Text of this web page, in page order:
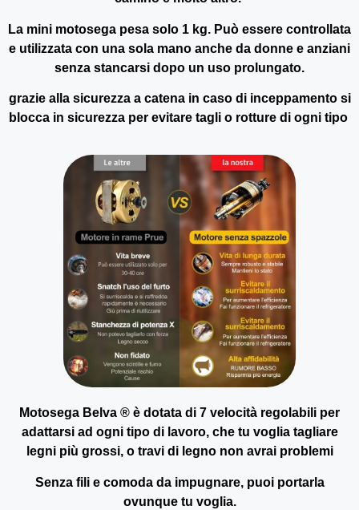
La mini motosega pesa solo 1 kg. Può essere controllata
e utilizzata con una sola mano anche da donne e anziani
senza stancarsi dopo un uso prolungato.
grazie alla sicurezza a catena in caso di inceppamento si
blocca in sicurezza per evitare tagli o rotture di ogni tipo
Motosega Belva ® è dotata di 7 velocità regolabili per
adattarsi ad ogni tipo di lavoro, che tu voglia tagliare
legni più grossi, o travi di legno non avrai problemi
Senza fili e comoda da impugnare, puoi portarla
ovunque tu voglia.